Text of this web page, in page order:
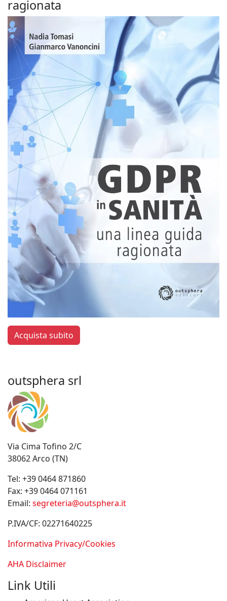
ragionata
Acquista subito
outsphera srl
Via Cima Tofino 2/C
38062 Arco (TN)
Tel: +39 0464 871860
Fax: +39 0464 071161
Email: segreteria@outsphera.it
P.IVA/CF: 02271640225
Informativa Privacy/Cookies
AHA Disclaimer
Link Utili